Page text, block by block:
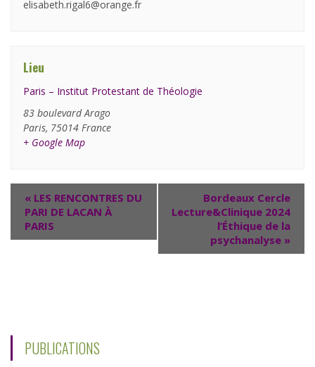
elisabeth.rigal6@orange.fr
Lieu
Paris – Institut Protestant de Théologie
83 boulevard Arago
Paris, 75014 France
+ Google Map
« LES RENCONTRES DU
PARI DE LACAN À
PARIS
Bordeaux Cercle
Lecture&Clinique 2024
l’Éthique de la
psychanalyse »
PUBLICATIONS